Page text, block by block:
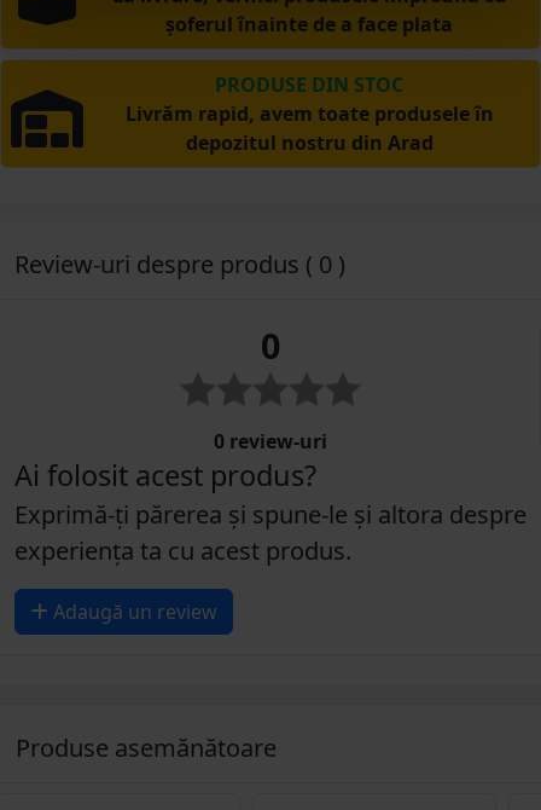
șoferul înainte de a face plata
PRODUSE DIN STOC
Livrăm rapid, avem toate produsele în
depozitul nostru din Arad
Review-uri despre produs ( 0 )
0
0 review-uri
Ai folosit acest produs?
Exprimă-ți părerea și spune-le și altora despre
experiența ta cu acest produs.
Adaugă un review
Produse asemănătoare